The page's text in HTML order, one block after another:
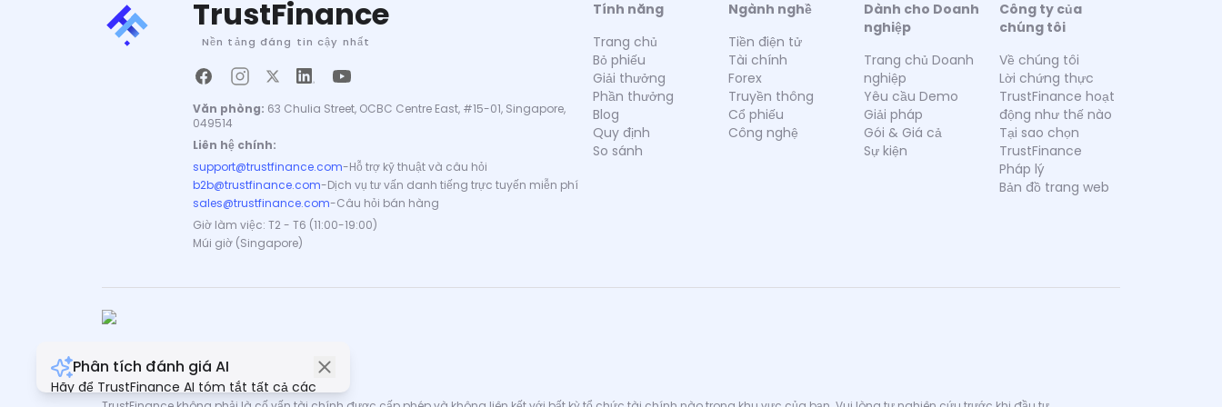
Phân tích đánh giá AI
Hãy để TrustFinance AI tóm tắt tất cả các
TrustFinance
Nền tảng đáng tin cậy nhất
Văn phòng: 63 Chulia Street, OCBC Centre East, #15-01, Singapore,
049514
Liên hệ chính:
support@trustfinance.com-Hỗ trợ kỹ thuật và câu hỏi
b2b@trustfinance.com-Dịch vụ tư vấn danh tiếng trực tuyến miễn phí
sales@trustfinance.com-Câu hỏi bán hàng
Giờ làm việc: T2 - T6 (11:00-19:00)
Múi giờ (Singapore)
Tính năng
Trang chủ
Bỏ phiếu
Giải thưởng
Phần thưởng
Blog
Quy định
So sánh
Ngành nghề
Tiền điện tử
Tài chính
Forex
Truyền thông
Cổ phiếu
Công nghệ
Dành cho Doanh
nghiệp
Trang chủ Doanh
nghiệp
Yêu cầu Demo
Giải pháp
Gói & Giá cả
Sự kiện
Công ty của
chúng tôi
Về chúng tôi
Lời chứng thực
TrustFinance hoạt
động như thế nào
Tại sao chọn
TrustFinance
Pháp lý
Bản đồ trang web
Bản quyền © TrustFinance 2026 | V.2.0